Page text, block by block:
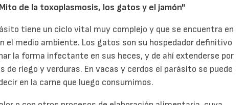
de la toxoplasmosis, los gatos y el jamón"
tiene un ciclo vital muy complejo y que se encuentra en
el medio ambiente. Los gatos son su hospedador definitivo
la forma infectante en sus heces, y de ahí extenderse por
de riego y verduras. En vacas y cerdos el parásito se puede
en la carne que luego consumimos.